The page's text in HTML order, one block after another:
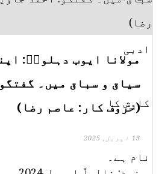
مولانا ایوب دہلویؒ:
سیاق و سباق میں۔
(حروف کار: عاصم رضا)
13 اپریل, 2025